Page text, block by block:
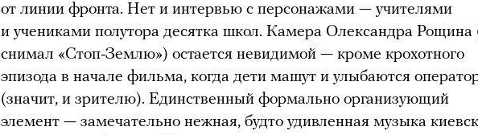
от линии фронта. Нет и интервью с персонажами — учителями
и учениками полутора десятка школ. Камера Олександра Рощина
снимал «Стоп-Землю») остается невидимой — кроме крохотного
эпизода в начале фильма, когда дети машут и улыбаются
(значит, и зрителю). Единственный формально организующий
элемент — замечательно нежная, будто удивленная музыка